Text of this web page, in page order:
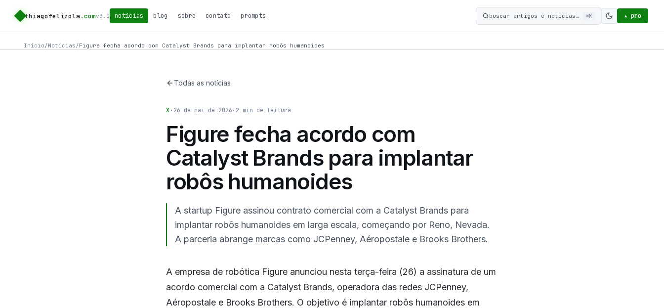
thiagofelizola .comv3.0 notícias blog sobre contato prompts buscar artigos e notícias… ⌘K
Ativar modo
★ pro
Início/Notícias/Figure fecha acordo com Catalyst Brands para implantar robôs humanoides
Todas as notícias
X · 26 de mai de 2026 · 2 min de leitura
Figure fecha acordo com
Catalyst Brands para implantar
robôs humanoides
A startup Figure assinou contrato comercial com a Catalyst Brands para
implantar robôs humanoides em larga escala, começando por Reno, Nevada.
A parceria abrange marcas como JCPenney, Aéropostale e Brooks Brothers.
A empresa de robótica Figure anunciou nesta terça-feira (26) a assinatura de um
acordo comercial com a Catalyst Brands, operadora das redes JCPenney,
Aéropostale e Brooks Brothers. O objetivo é implantar robôs humanoides em